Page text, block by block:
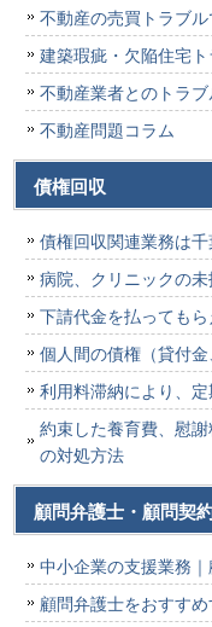
不動産の売買トラブ
建築瑕疵・欠陥住宅
不動産業者とのトラ
不動産問題コラム
債権回収
債権回収関連業務は
病院、クリニックの
下請代金を払っても
個人間の債権（貸付
利用料滞納により、
約束した養育費、慰
の対処方法
顧問弁護士・顧問契
中小企業の支援業務
顧問弁護士をおすす